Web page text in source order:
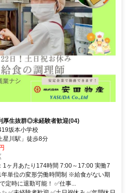
厚生抜群◎未経験者歓迎(04)
坂本小学校
星川駅」徒歩8分
1ヶ月あたり174時間 7:00～17:00 実働7
単位の変形労働時間制 ※給食がない期
定時に退勤可能！ ✅仕事...